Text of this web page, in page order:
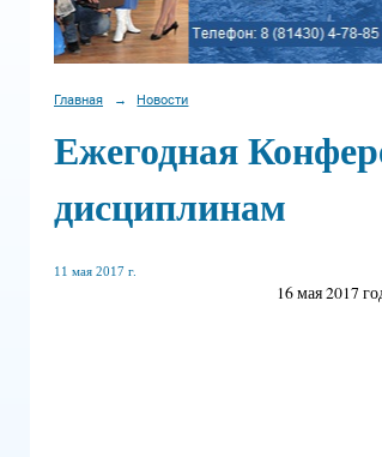
Главная → Новости
Ежегодная
дисциплинам
11 мая 2017 г.
16 мая 2017